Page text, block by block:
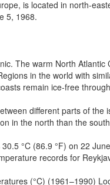
is located in north-
5, 1968.
The warm North Atlantic
in the world with
remain ice-free
different parts of the
in the north than the
°C (86.9 °F) on 22
records for
(°C) (1961–1990)